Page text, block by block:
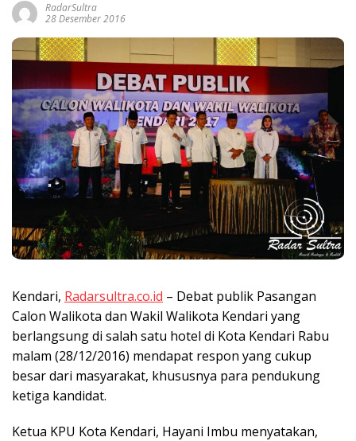
RadarSultra
28 Desember 2016
Kendari, Radarsultra.co.id – Debat publik Pasangan
Calon Walikota dan Wakil Walikota Kendari yang
berlangsung di salah satu hotel di Kota Kendari Rabu
malam (28/12/2016) mendapat respon yang cukup
besar dari masyarakat, khususnya para pendukung
ketiga kandidat.
Ketua KPU Kota Kendari, Hayani Imbu menyatakan,